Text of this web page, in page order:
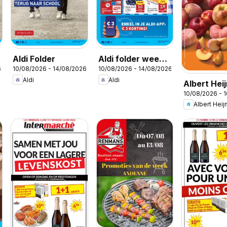
Aldi Folder
10/08/2026 - 14/08/2026
Aldi
Aldi folder week
33
10/08/2026 - 14/08/2026
Aldi
Albert
Folder
la semaine
10/08/2026 -
Albert Heijn